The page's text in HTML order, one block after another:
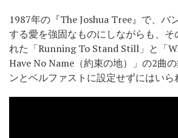
1987年の『The Joshua Tree』で、バ
する愛を強固なものにしながらも、そ
れた「Running To Stand Still」と「
Have No Name（約束の地）」の2曲
ンとベルファストに設定せずにはいら